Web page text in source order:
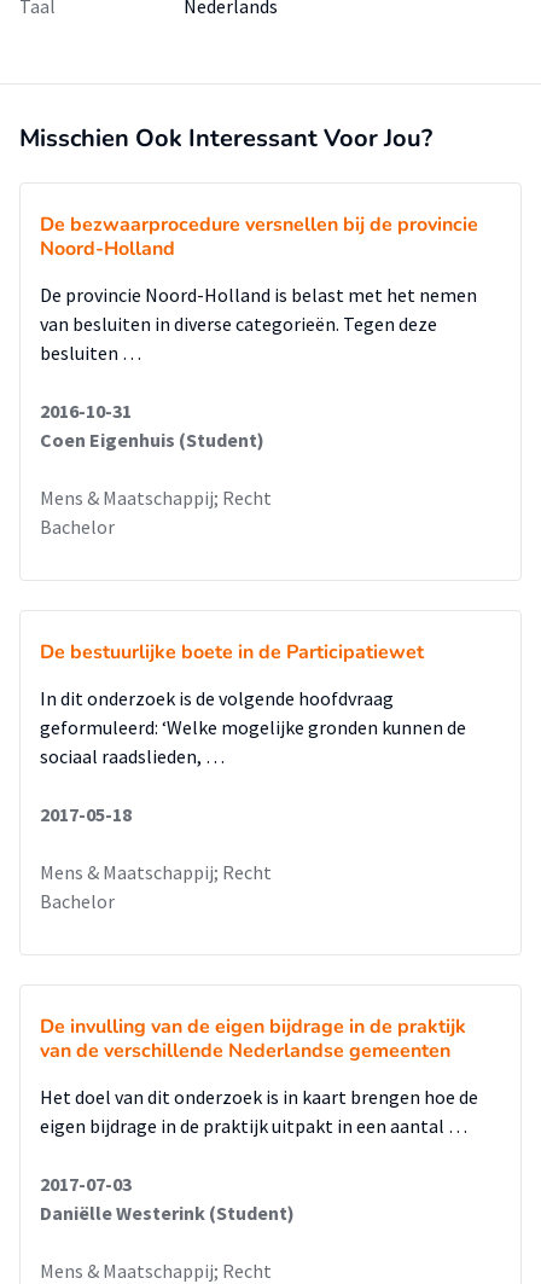
Taal Nederlands
Misschien Ook Interessant Voor Jou?
De bezwaarprocedure versnellen bij de provincie
Noord-Holland
De provincie Noord-Holland is belast met het nemen
van besluiten in diverse categorieën. Tegen deze
besluiten …
2016-10-31
Coen Eigenhuis (Student)
Mens & Maatschappij; Recht
Bachelor
De bestuurlijke boete in de Participatiewet
In dit onderzoek is de volgende hoofdvraag
geformuleerd: ‘Welke mogelijke gronden kunnen de
sociaal raadslieden, …
2017-05-18
Mens & Maatschappij; Recht
Bachelor
De invulling van de eigen bijdrage in de praktijk
van de verschillende Nederlandse gemeenten
Het doel van dit onderzoek is in kaart brengen hoe de
eigen bijdrage in de praktijk uitpakt in een aantal …
2017-07-03
Daniëlle Westerink (Student)
Mens & Maatschappij; Recht